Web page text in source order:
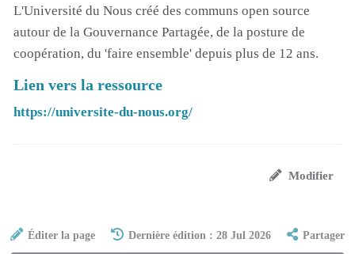
L'Université du Nous créé des communs open source
autour de la Gouvernance Partagée, de la posture de
coopération, du 'faire ensemble' depuis plus de 12 ans.
Lien vers la ressource
https://universite-du-nous.org/
Modifier
Éditer la page Dernière édition : 28 Jul 2026 Partager